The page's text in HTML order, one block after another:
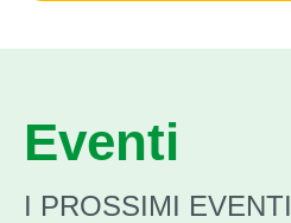
Eventi
I PROSSIMI EVENTI